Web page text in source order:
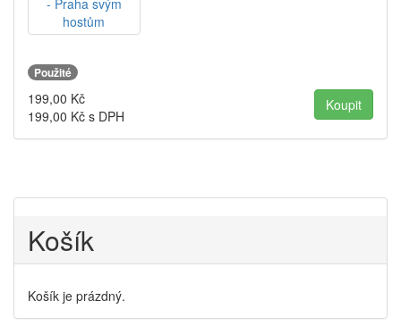
Použité
199,00 Kč
199,00 Kč s DPH
Košík
Košík je prázdný.